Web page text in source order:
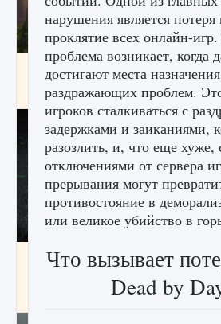
Как заработать медали лиги Clash
9 августа 2024 2 599
лицензии, лиги, команды и
FC 25
2 395
нарушения является
проклятие всех онлайн-
проблема возникает, когда
достигают места
раздражающих проблем.
игроков сталкиваться с
задержками и заиканиями,
разозлить, и, что еще
отключениями от сервера
прерывания могут
противостояние в
или великое убийство в
Что вызывает
Dead by